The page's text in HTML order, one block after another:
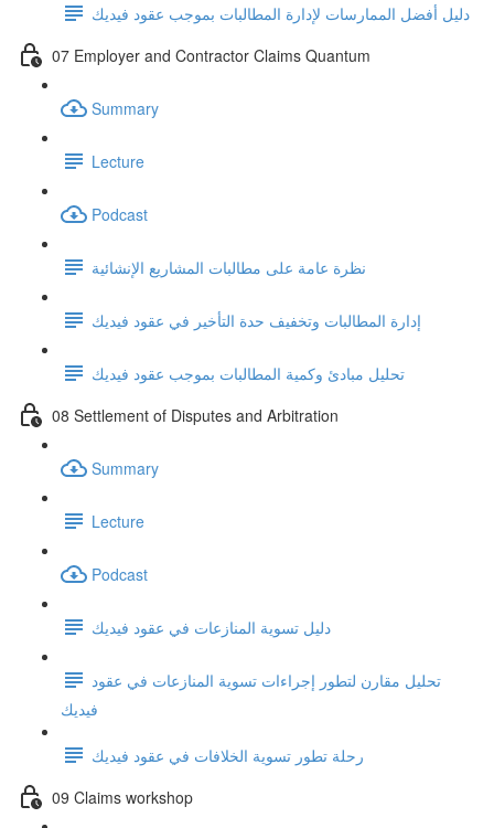
دليل أفضل الممارسات لإدارة المطالبات بموجب عقود فيديك
07 Employer and Contractor Claims Quantum
Summary
Lecture
Podcast
نظرة عامة على مطالبات المشاريع الإنشائية
إدارة المطالبات وتخفيف حدة التأخير في عقود فيديك
تحليل مبادئ وكمية المطالبات بموجب عقود فيديك
08 Settlement of Disputes and Arbitration
Summary
Lecture
Podcast
دليل تسوية المنازعات في عقود فيديك
تحليل مقارن لتطور إجراءات تسوية المنازعات في عقود
فيديك
رحلة تطور تسوية الخلافات في عقود فيديك
09 Claims workshop